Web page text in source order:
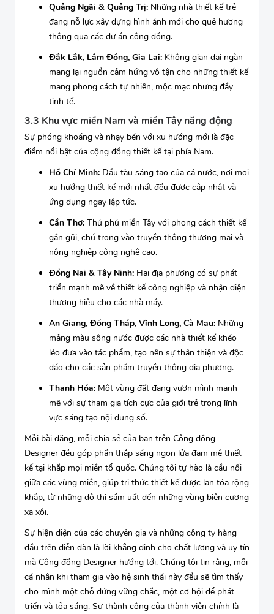
Quảng Ngãi & Quảng Trị: Những nhà thiết kế trẻ
đang nỗ lực xây dựng hình ảnh mới cho quê hương
thông qua các dự án cộng đồng.
Đắk Lắk, Lâm Đồng, Gia Lai: Không gian đại ngàn
mang lại nguồn cảm hứng vô tận cho những thiết kế
mang phong cách tự nhiên, mộc mạc nhưng đầy
tinh tế.
3.3 Khu vực miền Nam và miền Tây năng động
Sự phóng khoáng và nhạy bén với xu hướng mới là đặc
điểm nổi bật của cộng đồng thiết kế tại phía Nam.
Hồ Chí Minh: Đầu tàu sáng tạo của cả nước, nơi mọi
xu hướng thiết kế mới nhất đều được cập nhật và
ứng dụng ngay lập tức.
Cần Thơ: Thủ phủ miền Tây với phong cách thiết kế
gần gũi, chú trọng vào truyền thông thương mại và
nông nghiệp công nghệ cao.
Đồng Nai & Tây Ninh: Hai địa phương có sự phát
triển mạnh mẽ về thiết kế công nghiệp và nhận diện
thương hiệu cho các nhà máy.
An Giang, Đồng Tháp, Vĩnh Long, Cà Mau: Những
mảng màu sông nước được các nhà thiết kế khéo
léo đưa vào tác phẩm, tạo nên sự thân thiện và độc
đáo cho các sản phẩm truyền thông địa phương.
Thanh Hóa: Một vùng đất đang vươn mình mạnh
mẽ với sự tham gia tích cực của giới trẻ trong lĩnh
vực sáng tạo nội dung số.
Mỗi bài đăng, mỗi chia sẻ của bạn trên Cộng đồng
Designer đều góp phần thắp sáng ngọn lửa đam mê thiết
kế tại khắp mọi miền tổ quốc. Chúng tôi tự hào là cầu nối
giữa các vùng miền, giúp tri thức thiết kế được lan tỏa rộng
khắp, từ những đô thị sầm uất đến những vùng biên cương
xa xôi.
Sự hiện diện của các chuyên gia và những công ty hàng
đầu trên diễn đàn là lời khẳng định cho chất lượng và uy tín
mà Cộng đồng Designer hướng tới. Chúng tôi tin rằng, mỗi
cá nhân khi tham gia vào hệ sinh thái này đều sẽ tìm thấy
cho mình một chỗ đứng vững chắc, một cơ hội để phát
triển và tỏa sáng. Sự thành công của thành viên chính là